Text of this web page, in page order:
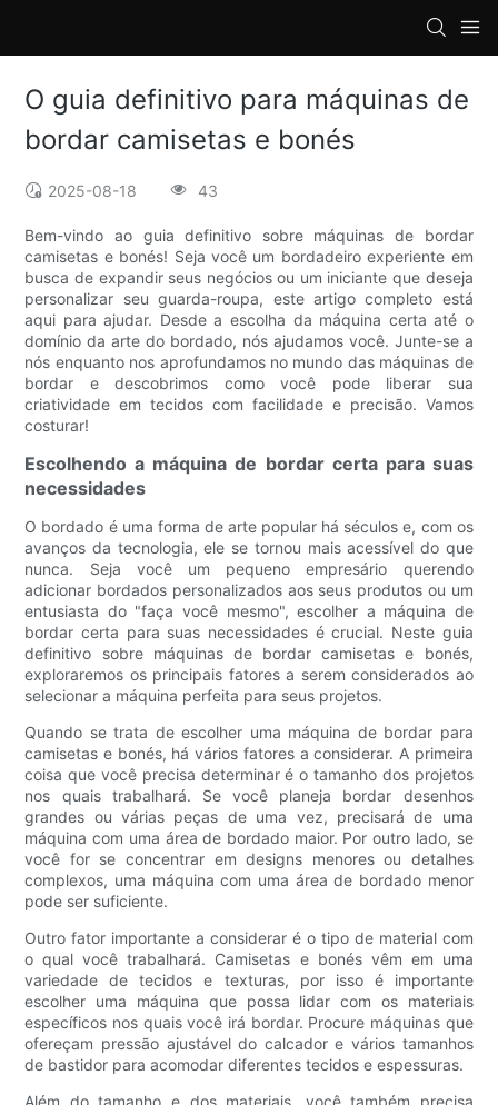
O guia definitivo para máquinas de
bordar camisetas e bonés
2025-08-18 43
Bem-vindo ao guia definitivo sobre máquinas de bordar
camisetas e bonés! Seja você um bordadeiro experiente em
busca de expandir seus negócios ou um iniciante que deseja
personalizar seu guarda-roupa, este artigo completo está
aqui para ajudar. Desde a escolha da máquina certa até o
domínio da arte do bordado, nós ajudamos você. Junte-se a
nós enquanto nos aprofundamos no mundo das máquinas de
bordar e descobrimos como você pode liberar sua
criatividade em tecidos com facilidade e precisão. Vamos
costurar!
Escolhendo a máquina de bordar certa para suas
necessidades
O bordado é uma forma de arte popular há séculos e, com os
avanços da tecnologia, ele se tornou mais acessível do que
nunca. Seja você um pequeno empresário querendo
adicionar bordados personalizados aos seus produtos ou um
entusiasta do "faça você mesmo", escolher a máquina de
bordar certa para suas necessidades é crucial. Neste guia
definitivo sobre máquinas de bordar camisetas e bonés,
exploraremos os principais fatores a serem considerados ao
selecionar a máquina perfeita para seus projetos.
Quando se trata de escolher uma máquina de bordar para
camisetas e bonés, há vários fatores a considerar. A primeira
coisa que você precisa determinar é o tamanho dos projetos
nos quais trabalhará. Se você planeja bordar desenhos
grandes ou várias peças de uma vez, precisará de uma
máquina com uma área de bordado maior. Por outro lado, se
você for se concentrar em designs menores ou detalhes
complexos, uma máquina com uma área de bordado menor
pode ser suficiente.
Outro fator importante a considerar é o tipo de material com
o qual você trabalhará. Camisetas e bonés vêm em uma
variedade de tecidos e texturas, por isso é importante
escolher uma máquina que possa lidar com os materiais
específicos nos quais você irá bordar. Procure máquinas que
ofereçam pressão ajustável do calcador e vários tamanhos
de bastidor para acomodar diferentes tecidos e espessuras.